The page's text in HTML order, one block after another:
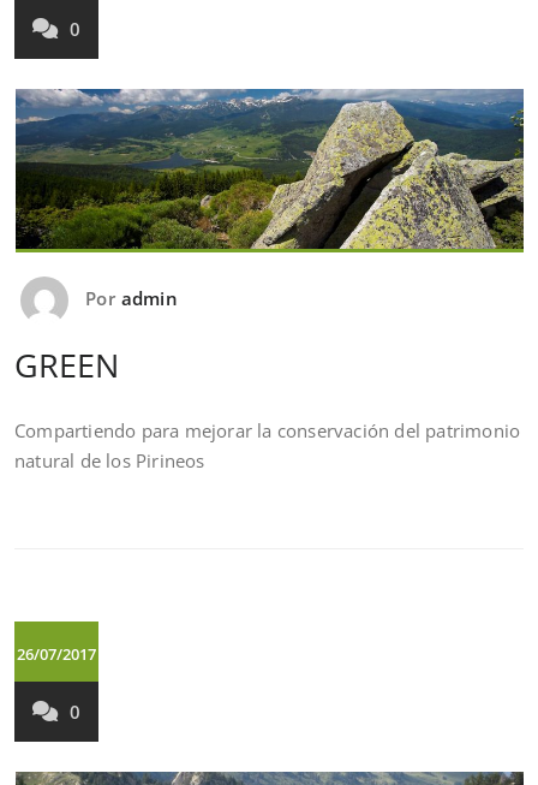
0
Por admin
GREEN
Compartiendo para mejorar la conservación del patrimonio
natural de los Pirineos
26/07/2017
0